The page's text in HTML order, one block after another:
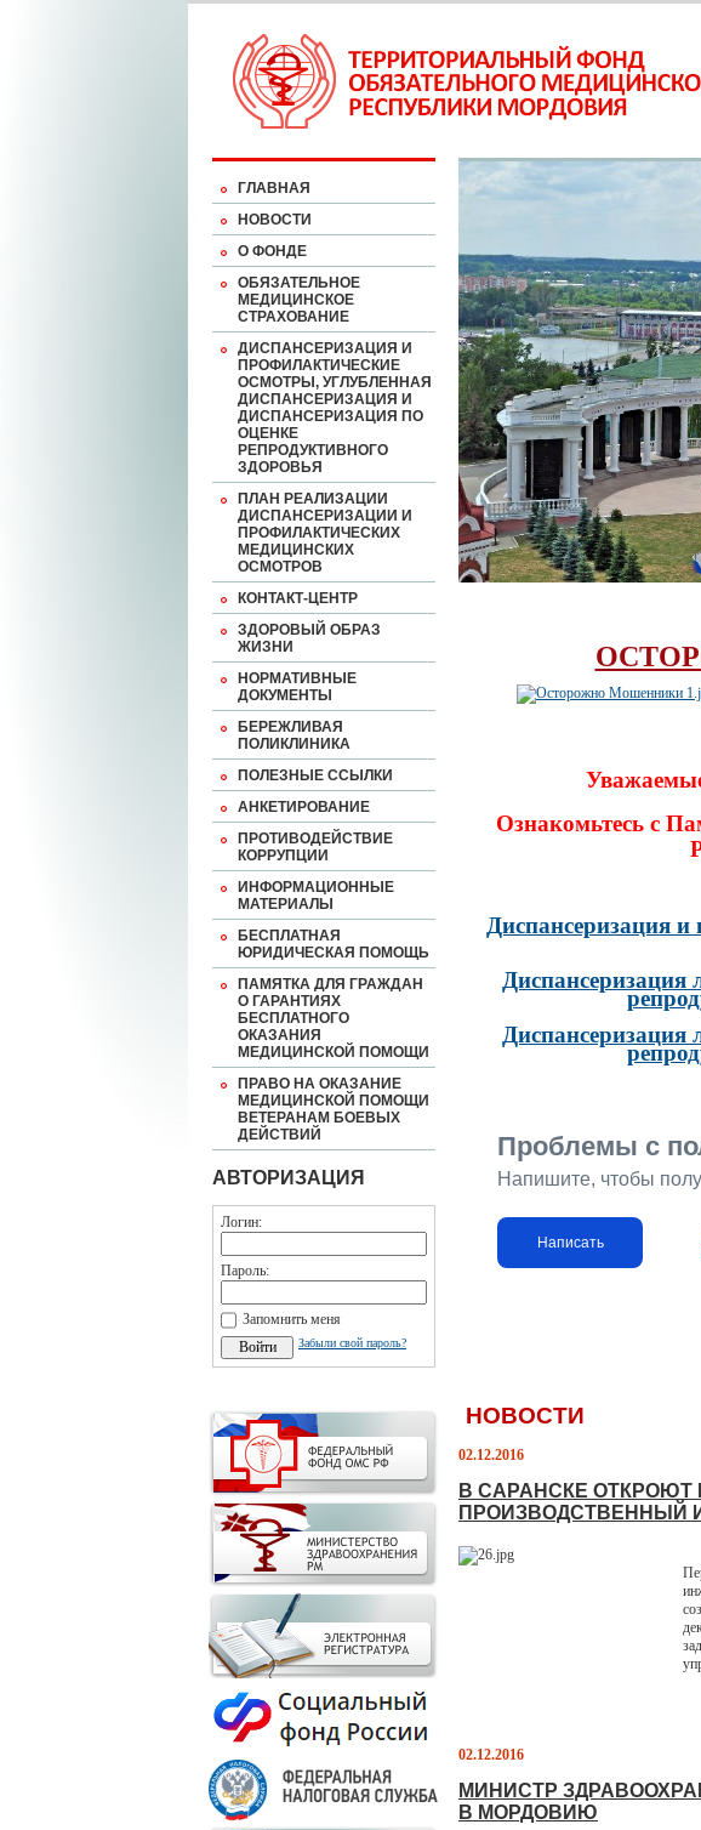
ГЛАВНАЯ
НОВОСТИ
О ФОНДЕ
ОБЯЗАТЕЛЬНОЕ
МЕДИЦИНСКОЕ
СТРАХОВАНИЕ
ДИСПАНСЕРИЗАЦИЯ И
ПРОФИЛАКТИЧЕСКИЕ
ОСМОТРЫ, УГЛУБЛЕННАЯ
ДИСПАНСЕРИЗАЦИЯ И
ДИСПАНСЕРИЗАЦИЯ ПО
ОЦЕНКЕ
РЕПРОДУКТИВНОГО
ЗДОРОВЬЯ
ПЛАН РЕАЛИЗАЦИИ
ДИСПАНСЕРИЗАЦИИ И
ПРОФИЛАКТИЧЕСКИХ
МЕДИЦИНСКИХ
ОСМОТРОВ
КОНТАКТ-ЦЕНТР
ЗДОРОВЫЙ ОБРАЗ
ЖИЗНИ
НОРМАТИВНЫЕ
ДОКУМЕНТЫ
БЕРЕЖЛИВАЯ
ПОЛИКЛИНИКА
ПОЛЕЗНЫЕ ССЫЛКИ
АНКЕТИРОВАНИЕ
ПРОТИВОДЕЙСТВИЕ
КОРРУПЦИИ
ИНФОРМАЦИОННЫЕ
МАТЕРИАЛЫ
БЕСПЛАТНАЯ
ЮРИДИЧЕСКАЯ ПОМОЩЬ
ПАМЯТКА ДЛЯ ГРАЖДАН
О ГАРАНТИЯХ
БЕСПЛАТНОГО
ОКАЗАНИЯ
МЕДИЦИНСКОЙ ПОМОЩИ
ПРАВО НА ОКАЗАНИЕ
МЕДИЦИНСКОЙ ПОМОЩИ
ВЕТЕРАНАМ БОЕВЫХ
ДЕЙСТВИЙ
АВТОРИЗАЦИЯ
Логин:
Пароль:
Запомнить меня
Забыли свой пароль?
Ознакомьтесь с
Диспансеризация
Диспансеризация
Диспансеризация
Проблемы с
Напишите, чтобы
Написать
НОВОСТИ
02.12.2016
В САРАНСКЕ
ПРОИЗВОДСТВЕННЫЙ
02.12.2016
МИНИСТР
В МОРДОВИЮ